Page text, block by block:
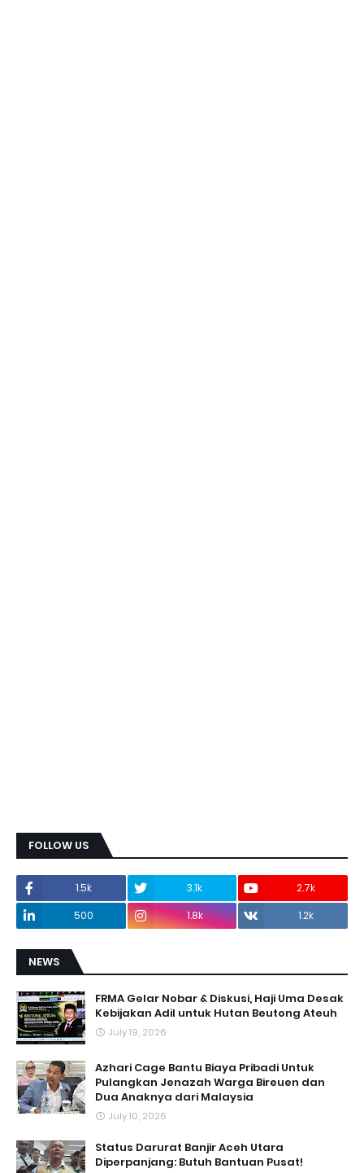
FOLLOW US
1.5k 3.1k
2.7k
500
1.8k 1.2k
NEWS
FRMA Gelar Nobar & Diskusi, Haji Uma Desak
Kebijakan Adil untuk Hutan Beutong Ateuh
July 19, 2026
Azhari Cage Bantu Biaya Pribadi Untuk
Pulangkan Jenazah Warga Bireuen dan
Dua Anaknya dari Malaysia
July 10, 2026
Status Darurat Banjir Aceh Utara
Diperpanjang: Butuh Bantuan Pusat!